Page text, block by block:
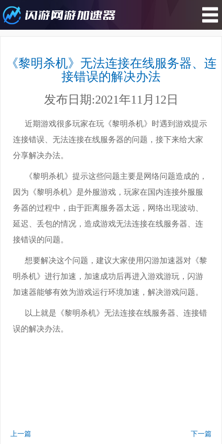
机》无法连接在线服务器、连接错误
《黎明杀机》无法连接在线服务器、连
接错误的解决办法
发布日期:2021年11月12日
近期游戏很多玩家在玩《黎明杀机》时遇到游戏提示
连接错误、无法连接在线服务器的问题，接下来给大家
分享解决办法。
《黎明杀机》提示这些问题主要是网络问题造成的，
因为《黎明杀机》是外服游戏，玩家在国内连接外服服
务器的过程中，由于距离服务器太远，网络出现波动、
延迟、丢包的情况，造成游戏无法连接在线服务器、连
接错误的问题。
想要解决这个问题，建议大家使用闪游加速器对《黎
明杀机》进行加速，加速成功后再进入游戏游玩，闪游
加速器能够有效为游戏运行环境加速，解决游戏问题。
以上就是《黎明杀机》无法连接在线服务器、连接错
误的解决办法。
上一篇 下一篇